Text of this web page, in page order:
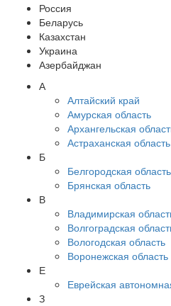
Россия
Беларусь
Казахстан
Украина
Азербайджан
А
Алтайский край
Амурская область
Архангельская
Астраханская область
Б
Белгородская область
Брянская область
В
Владимирская
Волгоградская
Вологодская область
Воронежская область
Е
Еврейская
З